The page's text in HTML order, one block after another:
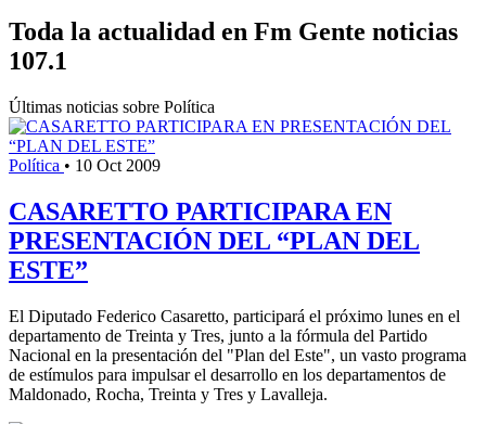
Toda la actualidad en Fm Gente noticias
107.1
Últimas noticias sobre Política
Política • 10 Oct 2009
CASARETTO PARTICIPARA EN
PRESENTACIÓN DEL “PLAN DEL
ESTE”
El Diputado Federico Casaretto, participará el próximo lunes en el
departamento de Treinta y Tres, junto a la fórmula del Partido
Nacional en la presentación del "Plan del Este", un vasto programa
de estímulos para impulsar el desarrollo en los departamentos de
Maldonado, Rocha, Treinta y Tres y Lavalleja.